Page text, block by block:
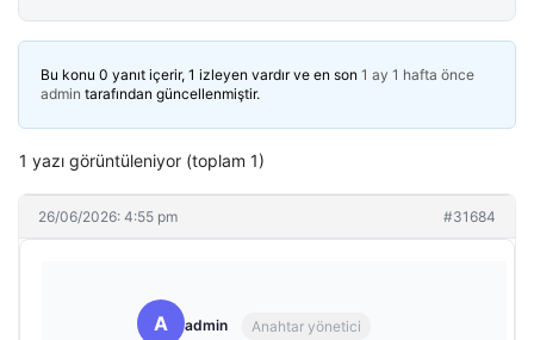
Bu konu 0 yanıt içerir, 1 izleyen vardır ve en son 1 ay 1 hafta önce
admin tarafından güncellenmiştir.
1 yazı görüntüleniyor (toplam 1)
26/06/2026: 4:55 pm #31684
A admin Anahtar yönetici